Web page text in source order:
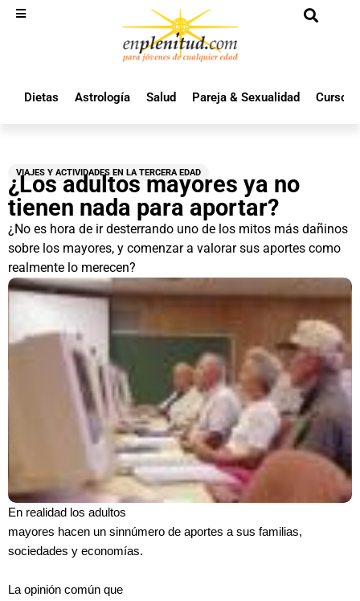
Dietas Astrología Salud Pareja & Sexualidad Cursos
VIAJES Y ACTIVIDADES EN LA TERCERA EDAD
¿Los adultos mayores ya no
tienen nada para aportar?
¿No es hora de ir desterrando uno de los mitos más dañinos
sobre los mayores, y comenzar a valorar sus aportes como
realmente lo merecen?
En realidad los adultos
mayores hacen un sinnúmero de aportes a sus familias,
sociedades y economías.
La opinión común que